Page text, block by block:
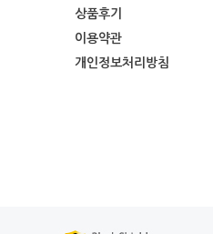
상품후기
이용약관
개인정보처리방침